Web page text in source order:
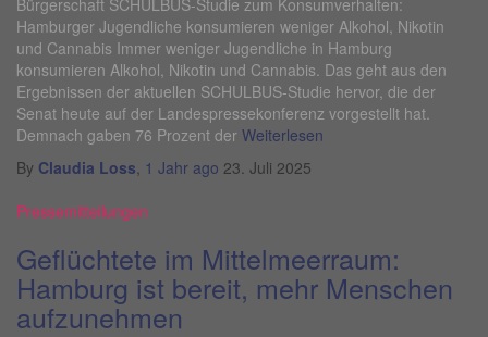
Bürgerschaft SCHULBUS-Studie zum Konsumverhalten:
Hamburger Jugendliche konsumieren weniger Alkohol, Nikotin
und Cannabis Immer weniger Jugendliche in Hamburg
konsumieren Alkohol, Nikotin und Cannabis. Das geht aus den
Ergebnissen der aktuellen SCHULBUS-Studie hervor, die der
Senat heute auf der Landespressekonferenz vorgestellt hat.
Demnach gaben 76 Prozent der Weiterlesen
By Claudia Loss, 1 Jahr ago 23. Juli 2025
Pressemitteilungen
Geflüchtete im Mittelmeerraum:
Hamburg ist bereit, mehr Menschen
aufzunehmen